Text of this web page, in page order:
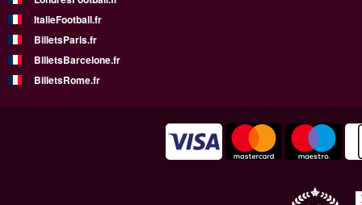
ItalieFootball.fr
BilletsParis.fr
BilletsBarcelone.fr
BilletsRome.fr